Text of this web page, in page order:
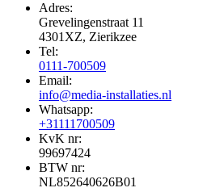
Adres:
Grevelingenstraat 11
4301XZ, Zierikzee
Tel:
0111-700509
Email:
info@media-installaties.nl
Whatsapp:
+31111700509
KvK nr:
99697424
BTW nr:
NL852640626B01